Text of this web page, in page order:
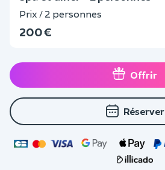
Prix / 2 personnes
200 €
Offrir
Réserver